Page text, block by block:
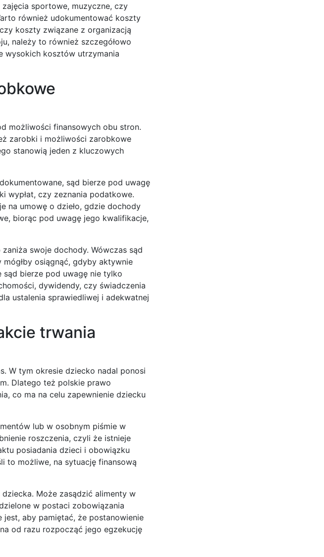
sportowe, muzyczne, czy
również udokumentować koszty
koszty związane z organizacją
należy to również szczegółowo
wysokich kosztów utrzymania
możliwości finansowych obu stron.
zarobki i możliwości zarobkowe
stanowią jeden z kluczowych
sąd bierze pod uwagę
wypłat, czy zeznania podatkowe.
na umowę o dzieło, gdzie dochody
biorąc pod uwagę jego kwalifikacje,
swoje dochody. Wówczas sąd
osiągnąć, gdyby aktywnie
sąd bierze pod uwagę nie tylko
dywidendy, czy świadczenia
ustalenia sprawiedliwej i adekwatnej
trwania
W tym okresie dziecko nadal ponosi
Dlatego też polskie prawo
co ma na celu zapewnienie dziecku
lub w osobnym piśmie w
roszczenia, czyli że istnieje
posiadania dzieci i obowiązku
to możliwe, na sytuację finansową
Może zasądzić alimenty w
w postaci zobowiązania
jest, aby pamiętać, że postanowienie
od razu rozpocząć jego egzekucję